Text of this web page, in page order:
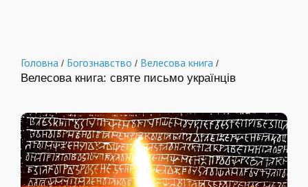
Головна / Богознавство / Велесова книга /
Велесова книга: святе письмо українців